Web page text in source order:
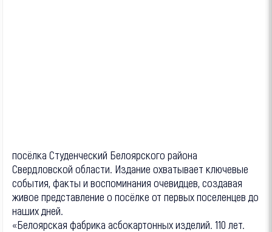
посёлка Студенческий Белоярского района
Свердловской области. Издание охватывает ключевые
события, факты и воспоминания очевидцев, создавая
живое представление о посёлке от первых поселенцев до
наших дней.
«Белоярская фабрика асбокартонных изделий. 110 лет.